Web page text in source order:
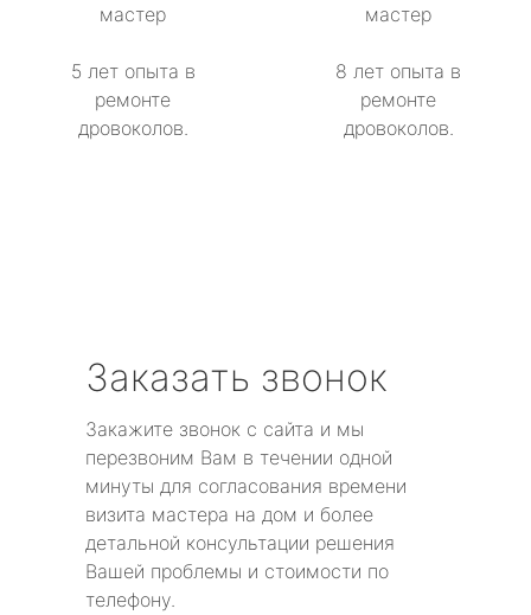
мастер
5 лет опыта в
ремонте
дровоколов.
мастер
8 лет опыта в
ремонте
дровоколов.
Заказать звонок
Закажите звонок с сайта и мы
перезвоним Вам в течении одной
минуты для согласования времени
визита мастера на дом и более
детальной консультации решения
Вашей проблемы и стоимости по
телефону.